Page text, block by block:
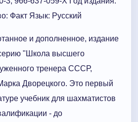
Факт Язык: Русский
и дополненное, издание
"Школа высшего
тренера СССР,
Дворецкого. Это первый
учебник для шахматистов
- до